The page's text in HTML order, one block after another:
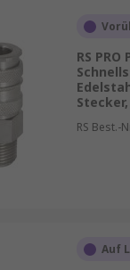
RS
Stecker,
RS Best.-
Auf